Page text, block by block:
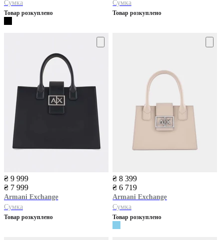
Сумка
Товар розкуплено
Сумка
Товар розкуплено
₴ 9 999
₴ 7 999
Armani Exchange
Сумка
Товар розкуплено
₴ 8 399
₴ 6 719
Armani Exchange
Сумка
Товар розкуплено